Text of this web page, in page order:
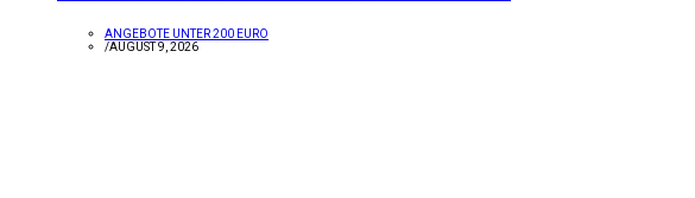
ANGEBOTE UNTER 200 EURO
/AUGUST 9, 2026